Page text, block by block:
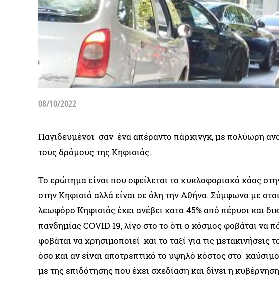
08/10/2022
Παγιδευμένοι σαν ένα απέραντο πάρκινγκ, με πολύωρη
τους δρόμους της Κηφισιάς.
Το ερώτημα είναι που οφείλεται το κυκλοφοριακό χάος
στην Κηφισιά αλλά είναι σε όλη την Αθήνα. Σύμφωνα με
λεωφόρο Κηφισιάς έχει ανέβει κατα 45% από πέρυσι και
πανδημίας COVID 19, λίγο στο το ότι ο κόσμος φοβάται
φοβάται να χρησιμοποιεί και το ταξί για τις
όσο και αν είναι αποτρεπτικό το υψηλό κόστος στο
με της επιδότησης που έχει σχεδίαση και δίνει η